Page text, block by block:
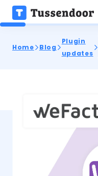
Home Blog
Plugin
updates